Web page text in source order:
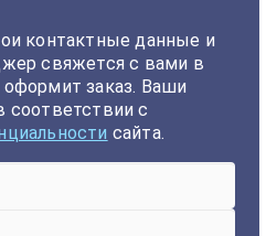
контактные данные и
свяжется с вами в
заказ. Ваши
соответствии с
сайта.